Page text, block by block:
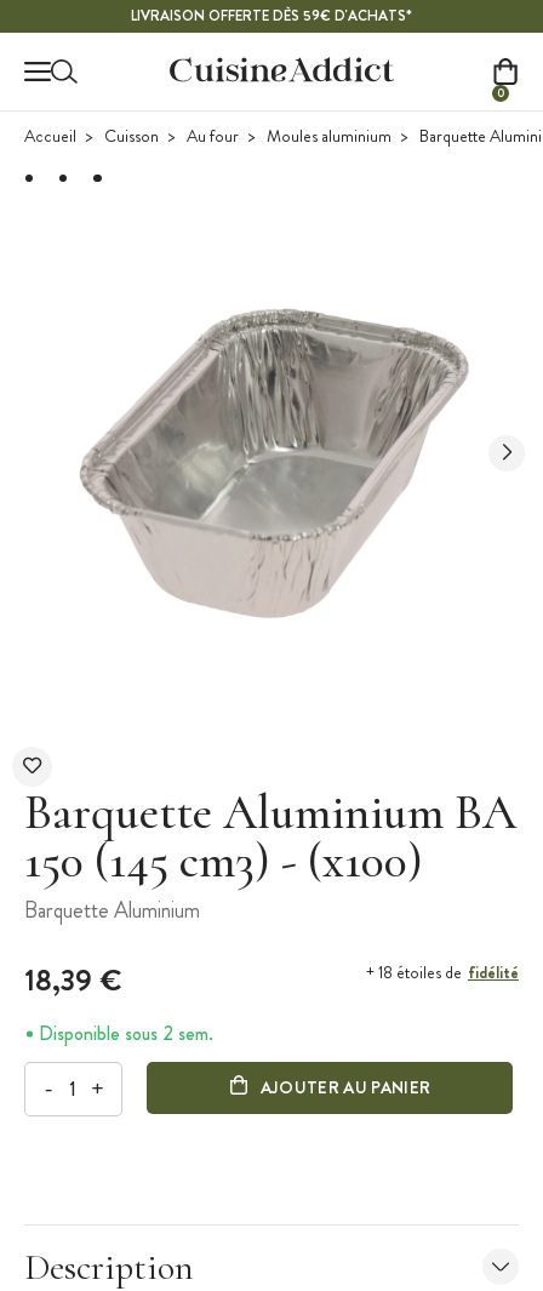
LIVRAISON OFFERTE DÈS 59€ D'ACHATS*
0
Accueil Cuisson Au four Moules aluminium Barquette
Barquette Aluminium BA
150 (145 cm3) - (x100)
Barquette Aluminium
18,39 € + 18 étoiles de fidélité
Disponible sous 2 sem.
- + AJOUTER AU PANIER
Description